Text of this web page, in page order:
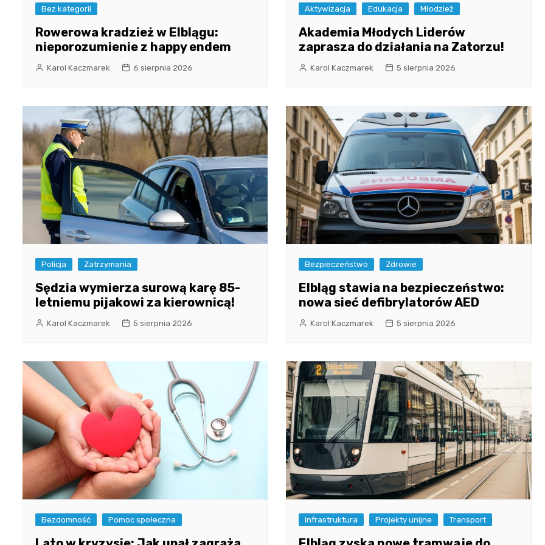
Bez kategorii
Rowerowa kradzież w Elblągu:
nieporozumienie z happy endem
Karol Kaczmarek 6 sierpnia 2026
Aktywizacja Edukacja Młodzież
Akademia Młodych Liderów
zaprasza do działania na Zatorzu!
Karol Kaczmarek 5 sierpnia 2026
Policja Zatrzymania
Sędzia wymierza surową karę 85-
letniemu pijakowi za kierownicą!
Karol Kaczmarek 5 sierpnia 2026
Bezpieczeństwo Zdrowie
Elbląg stawia na bezpieczeństwo:
nowa sieć defibrylatorów AED
Karol Kaczmarek 5 sierpnia 2026
Bezdomność Pomoc społeczna Infrastruktura Projekty unijne Transport